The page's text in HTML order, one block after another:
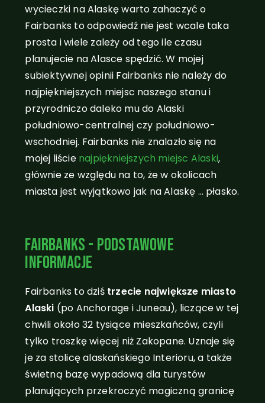
wycieczki na Alaskę warto zahaczyć o
Fairbanks to odpowiedź nie jest wcale taka
prosta i wiele zależy od tego ile czasu
planujecie na Alasce spędzić. W mojej
subiektywnej opinii Fairbanks nie należy do
najpiękniejszych miejsc naszego stanu i
przyrodniczo daleko mu do Alaski
południowo-centralnej czy południowo-
wschodniej. Fairbanks nie znalazło się na
mojej liście najpiękniejszych miejsc Alaski,
głównie ze względu na to, że w okolicach
miasta jest wyjątkowo jak na Alaskę … płasko.
Miasto fairbanks, alaska
Fairbanks - podstawowe
informacje
Fairbanks to dziś trzecie największe miasto
Alaski (po Anchorage i Juneau), liczące w tej
chwili około 32 tysiące mieszkańców, czyli
tylko troszkę więcej niż Zakopane. Uznaje się
je za stolicę alaskańskiego Interioru, a także
świetną bazę wypadową dla turystów
planujących przekroczyć magiczną granicę